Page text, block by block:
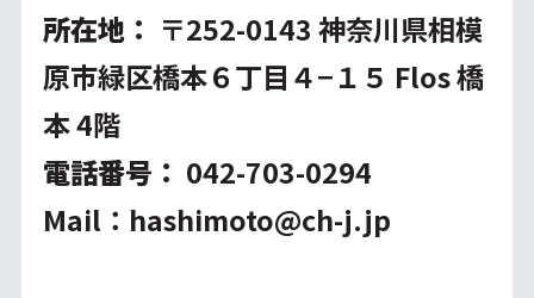
所在地： 〒252-0143 神奈川県相模
原市緑区橋本６丁目４−１５ Flos 橋
本 4階
電話番号： 042-703-0294
Mail： hashimoto@ch-j.jp